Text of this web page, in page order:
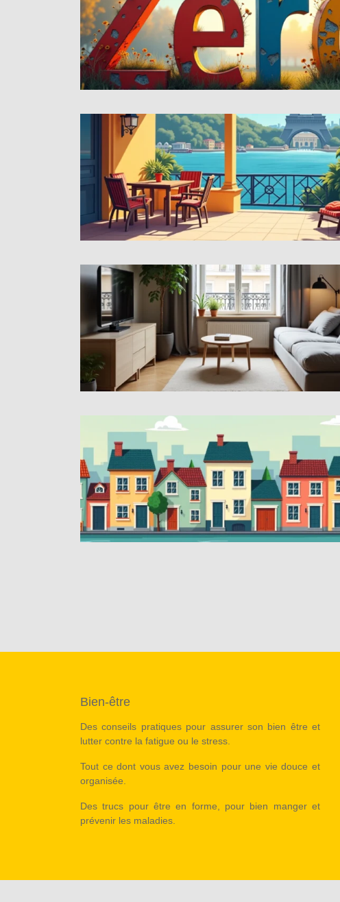
Bien-être
Des conseils pratiques pour assurer son bien être et
lutter contre la fatigue ou le stress.
Tout ce dont vous avez besoin pour une vie douce et
organisée.
Des trucs pour être en forme, pour bien manger et
prévenir les maladies.